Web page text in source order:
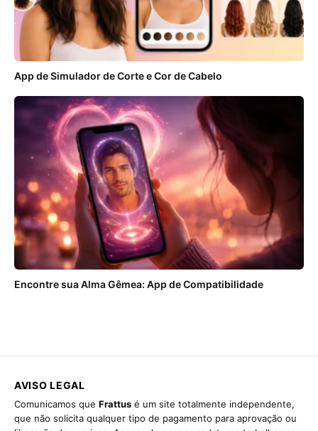
App de Simulador de Corte e Cor de Cabelo
Encontre sua Alma Gêmea: App de Compatibilidade
AVISO LEGAL
Comunicamos que Frattus é um site totalmente independente,
que não solicita qualquer tipo de pagamento para aprovação ou